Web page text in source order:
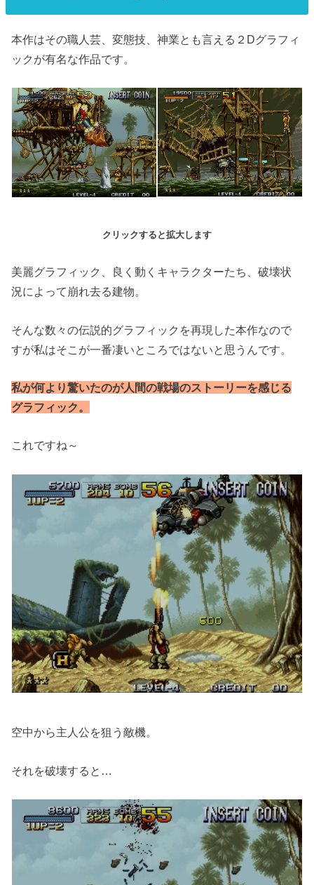
本作はその職人芸、変態技、神業とも言える２Dグラフィ
ックが有名な作品です。
クリックすると拡大します
美麗グラフィック、良く動くキャラクターたち、破壊状
況によって崩れ去る建物。
そんな数々の伝説的グラフィックを再現した本作なので
すが私はそこが一番凄いところではないと思うんです。
私が何より驚いたのが人間の戦場のストーリーを感じる
グラフィック。
これですね～
空中から主人公を狙う敵機。
それを破壊すると…